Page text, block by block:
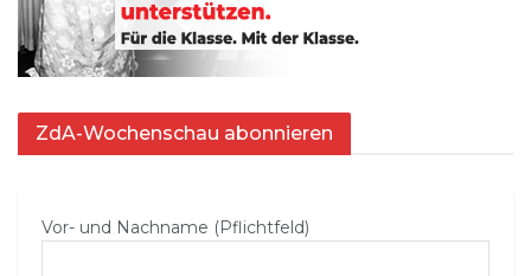
ZdA-Wochenschau abonnieren
Vor- und Nachname (Pflichtfeld)